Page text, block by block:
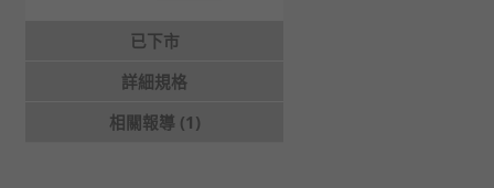
已下市
詳細規格
相關報導 (1)